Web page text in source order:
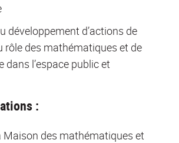
développement d’actions de
rôle des mathématiques et de
dans l’espace public et
:
Maison des mathématiques et